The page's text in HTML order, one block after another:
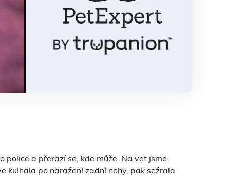
police a přerazí se, kde může. Na vet jsme
kulhala po naražení zadní nohy, pak sežrala